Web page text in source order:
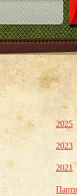
2025
2023
2021